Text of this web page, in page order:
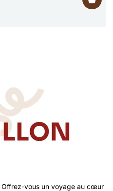
Offrez-vous un voyage au cœur